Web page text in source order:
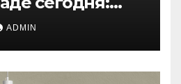
по самому
России
ADMIN